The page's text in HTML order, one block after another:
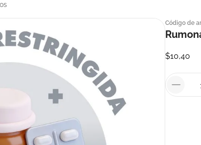
Código de
$10,40